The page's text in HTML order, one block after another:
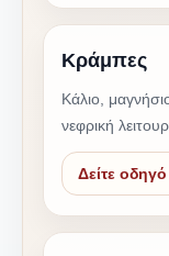
Κράμπες
Κάλιο,
νεφρική
Δείτε οδηγό